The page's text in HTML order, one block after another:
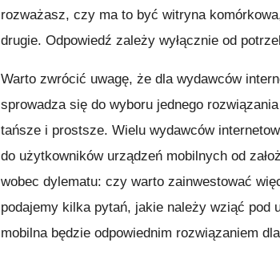
rozważasz, czy ma to być witryna
drugie. Odpowiedź zależy wyłącznie od
Warto zwrócić uwagę, że dla wydawców
sprowadza się do wyboru jednego
tańsze i prostsze. Wielu wydawców
do użytkowników urządzeń mobilnych od
wobec dylematu: czy warto zainwestować
podajemy kilka pytań, jakie należy wziąć pod
mobilna będzie odpowiednim rozwiązaniem